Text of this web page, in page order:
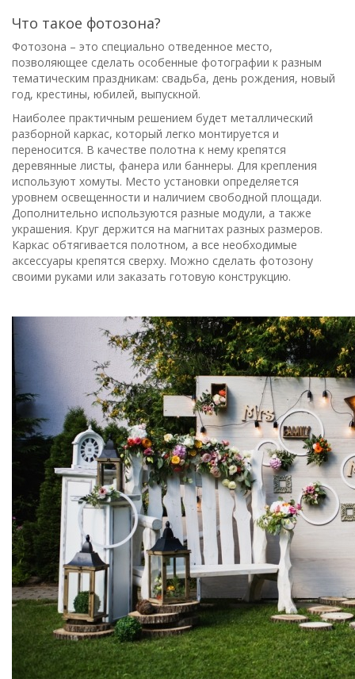
Что такое фотозона?
Фотозона – это специально отведенное место,
позволяющее сделать особенные фотографии к разным
тематическим праздникам: свадьба, день рождения, новый
год, крестины, юбилей, выпускной.
Наиболее практичным решением будет металлический
разборной каркас, который легко монтируется и
переносится. В качестве полотна к нему крепятся
деревянные листы, фанера или баннеры. Для крепления
используют хомуты. Место установки определяется
уровнем освещенности и наличием свободной площади.
Дополнительно используются разные модули, а также
украшения. Круг держится на магнитах разных размеров.
Каркас обтягивается полотном, а все необходимые
аксессуары крепятся сверху. Можно сделать фотозону
своими руками или заказать готовую конструкцию.